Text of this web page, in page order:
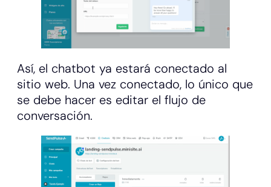
Así, el chatbot ya estará conectado al
sitio web. Una vez conectado, lo único que
se debe hacer es editar el flujo de
conversación.